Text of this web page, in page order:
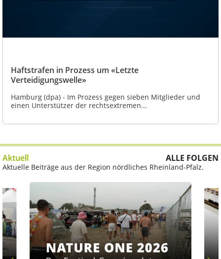
Haftstrafen in Prozess um «Letzte
Verteidigungswelle»
Hamburg (dpa) - Im Prozess gegen sieben Mitglieder und
einen Unterstützer der rechtsextremen...
Aktuell ALLE FOLGEN
Aktuelle Beiträge aus der Region nördliches Rheinland-Pfalz.